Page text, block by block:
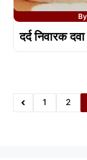
By
दर्द निवारक
1 2